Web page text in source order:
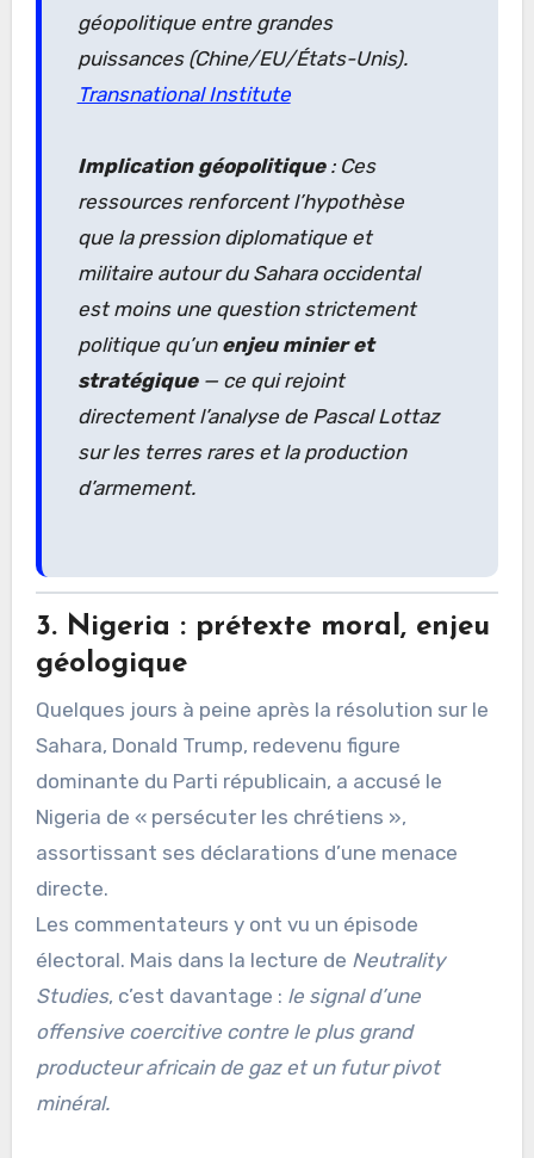
géopolitiqueentre grandes
puissances (Chine/EU/États-Unis).
Transnational Institute
Implication géopolitique: Ces
ressources renforcent l’hypothèse
que la pression diplomatique et
militaire autour du Sahara occidental
est moins une question strictement
politique qu’un enjeu minier et
stratégique— ce qui rejoint
directement l’analyse de Pascal Lottaz
sur les terres rares et la production
d’armement.
3. Nigeria : prétexte moral, enjeu
géologique
Quelques jours à peine après la résolution sur le
Sahara, Donald Trump, redevenu figure
dominante du Parti républicain, a accusé le
Nigeria de « persécuter les chrétiens »,
assortissant ses déclarations d’une menace
directe.
Les commentateurs y ont vu un épisode
électoral. Mais dans la lecture de Neutrality
Studies, c’est davantage : le signal d’une
offensive coercitive contre le plus grand
producteur africain de gaz et un futur pivot
minéral.